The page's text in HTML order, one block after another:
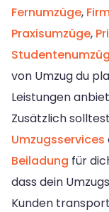
Fernumzüge,
Praxisumzüge,
von Umzug du
Leistungen
Zusätzlich
Umzugsservices
Beiladung für
dass dein
Kunden